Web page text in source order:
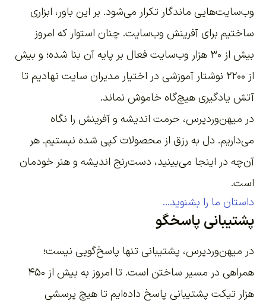
وب‌سایت‌هایی ماندگار تکرار می‌شود. بر این باور، ابزاری
ساختیم برای آفرینش وب‌سایت. چنان استوار که امروز
بیش از ۳۰ هزار وب‌سایت فعال بر پایه آن بنا شده؛ و بیش
از ۲۲۰۰
نوشتار آموزشی در اختیار مدیران سایت نهادیم تا
آتش یادگیری هیچ‌گاه خاموش نماند.
در میهن‌وردپرس، حرمت اندیشه و آفرینش را نگاه
می‌داریم. دل به رزق از محصولات کپی شده نبستیم. هر
آن‌چه در اینجا می‌بینید، دست‌رنج اندیشه و هنر خودمان
است.
داستان ما را بشنوید...
پشتیبانی پاسخگو
در میهن‌وردپرس، پشتیبانی تنها پاسخ‌گویی نیست؛
همراهی در مسیر ساختن است. تا امروز به بیش از ۴۵۰
هزار تیکت پشتیبانی پاسخ داده‌ایم تا هیچ پرسشی